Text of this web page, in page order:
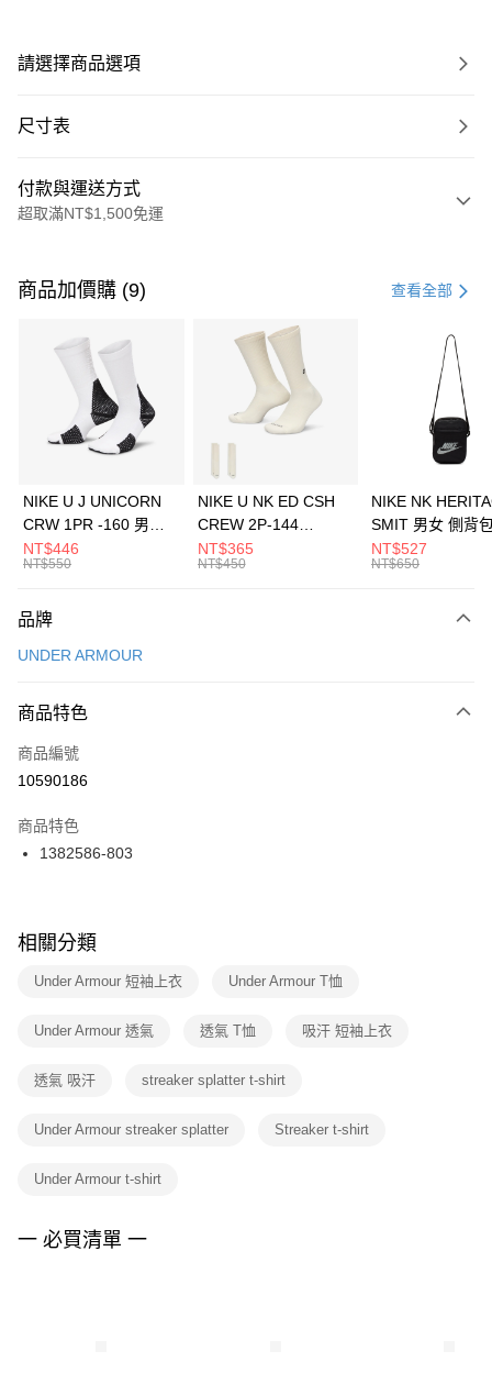
請選擇商品選項
尺寸表
付款與運送方式
超取滿NT$1,500免運
信用卡一次付款
3 期 0 利率 每期 21家銀行
合作金庫商業銀行
第一商業銀行
華南商業銀行
彰化商業銀行
上海商業儲蓄銀行
元大商業銀行
台灣樂天信用卡公司
Apple Pay
全盈+PAY
AFTEE先享後付
【關於「AFTEE先享後付」】
便利好安心！
３．安心：先確認商品／服務後，再付款。
【「AFTEE先享後付」結帳流程】
１．於結帳方式選擇「AFTEE先享後付」後，將跳轉至「AFTEE先享後付」
２．訂單成立數日內，您將收到繳費通知簡訊。
３．收到繳費通知簡訊後14天內，點擊此簡訊中的連結，可透過四大超商／
ATM／網路銀行／等多元方式進行付款，方視為交易完成。
※ 交易是否成功請以「AFTEE先享後付 」之結帳頁面顯示為準，若有關於
是否繳費成功／繳費後需取消欲退款等相關疑問，請聯繫「AFTEE先享後付
客戶支援中心」https://netprotections.freshdesk.com/support/home
１．透過由恩沛科技股份有限公司提供之「AFTEE先享後付」服務完成之交
權轉讓予恩沛科技股份有限公司。
３．未成年的使用者請事先徵得法定代理人或監護人之同意方可使用
任。
請求用戶進行身份認證。
５．嚴禁一人註冊多個帳號或使用他人資訊註冊。若發現惡意使用之情形，
運送方式
每筆NT$100，滿NT$1,500(含以上)免運費
宅配
每筆NT$100，滿NT$1,500(含以上)免運費
付款後門市自取
每筆NT$100，滿NT$1,500(含以上)免運費
商品加價購 (9) 查看全部
NIKE U J UNICORN
CRW 1PR -160 男女
中統襪 FZ3393100
NT$446
NT$550
NIKE U NK ED CSH
CREW 2P-144
EMBRDY 男女 短統襪
FZ3073133
NT$365
NT$450
NIKE NK
SMIT 男女 側背
BA5871010
NT$527
NT$650
品牌
UNDER ARMOUR
商品特色
商品編號
10590186
商品特色
1382586-803
相關分類
Under Armour 短袖上衣 Under Armour T恤
Under Armour 透氣 透氣 T恤 吸汗 短袖上衣
透氣 吸汗 streaker splatter t-shirt
Under Armour streaker splatter Streaker t-shirt
Under Armour t-shirt
一 必買清單 一